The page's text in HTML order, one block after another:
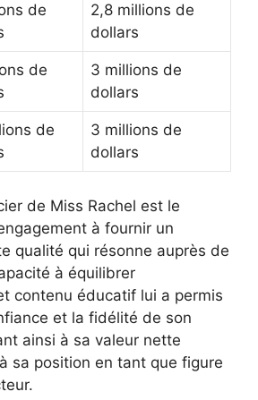
de
2,8 millions de
dollars
de
3 millions de
dollars
de
3 millions de
dollars
de Miss Rachel est le
à fournir un
qualité qui résonne auprès de
à équilibrer
contenu éducatif lui a permis
et la fidélité de son
ainsi à sa valeur nette
sa position en tant que figure